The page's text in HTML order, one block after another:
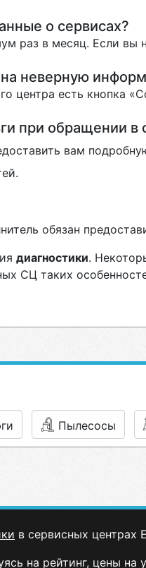
о сервисах?
раз в месяц. Если вы
неверную
центра есть кнопка
при обращении в
вам
обязан
диагностики.
СЦ таких
Пылесосы
в сервисных центрах
на рейтинг, цены на